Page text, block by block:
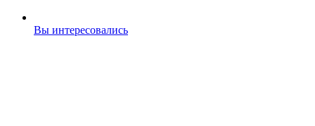
Вы интересовались